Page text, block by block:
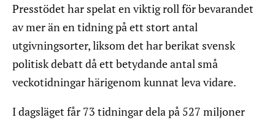
Presstödet har spelat en viktig roll för bevarandet
av mer än en tidning på ett stort antal
utgivningsorter, liksom det har berikat svensk
politisk debatt då ett betydande antal små
veckotidningar härigenom kunnat leva vidare.
I dagsläget får 73 tidningar dela på 527 miljoner